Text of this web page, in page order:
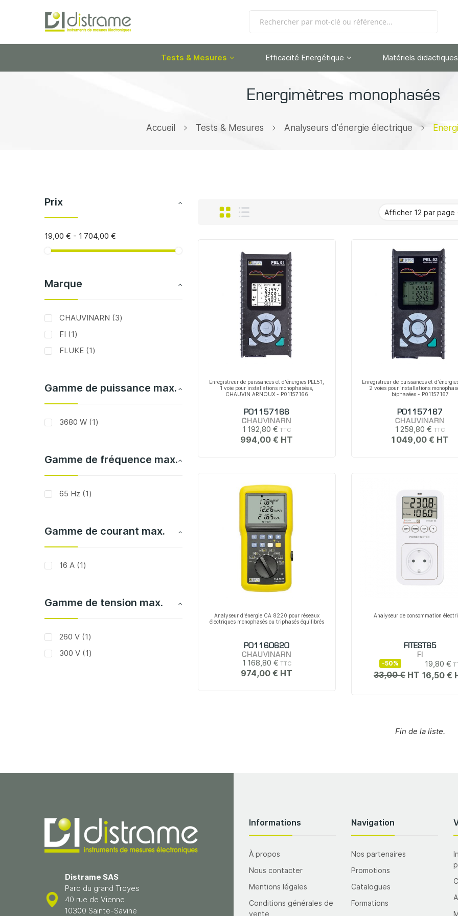
Tests & Mesures Efficacité Energétique Matériels didactiques
Energimètres monophasés
Accueil Tests & Mesures Analyseurs d'énergie électrique
Grille
Enregistreur de puissances et d'énergies PEL51,
1 voie pour installations monophasées,
CHAUVIN ARNOUX - P01157166
P01157166
CHAUVINARN
1 192,80 €
994,00 €
Enregistreur de puissances et
2 voies pour installations
biphasées - P01157167
P01157167
CHAUVINARN
1 258,80 €
1 049,00 €
Analyseur d'énergie CA 8220 pour réseaux
électriques monophasés ou triphasés équilibrés
P01160620
CHAUVINARN
1 168,80 €
974,00 €
Analyseur de consommation
FITEST65
FI
19,80 €
16,50 €
33,00 €
-50%
Fin de la liste.
Prix
19,00 € - 1 704,00 €
Marque
CHAUVINARN 3articles
FI
1article
FLUKE 1article
Gamme de puissance max.
3680 W 1article
Gamme de fréquence max.
65 Hz 1article
Gamme de courant max.
16 A 1article
Gamme de tension max.
260 V 1article
300 V 1article
Distrame SAS
Parc du grand Troyes
40 rue de Vienne
10300 Sainte-Savine
Informations
À propos
Nous contacter
Mentions légales
Conditions générales de
vente
Navigation
Nos partenaires
Promotions
Catalogues
Formations